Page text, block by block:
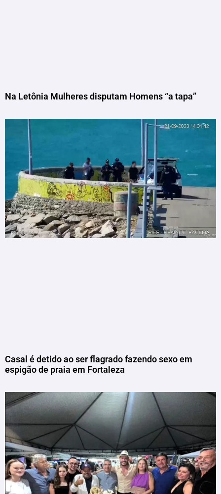
Na Letônia Mulheres disputam Homens “a tapa”
Casal é detido ao ser flagrado fazendo sexo em
espigão de praia em Fortaleza